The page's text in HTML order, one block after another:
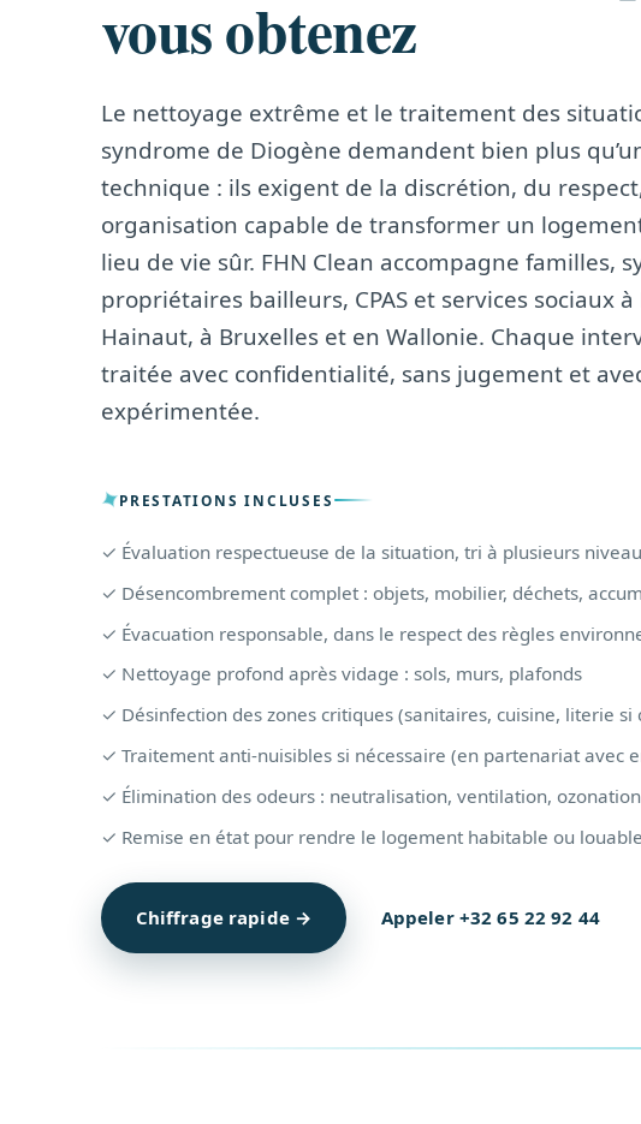
vous obtenez
Le nettoyage extrême et le traitement des
syndrome de Diogène demandent bien plus
technique : ils exigent de la discrétion, du
organisation capable de transformer un
lieu de vie sûr. FHN Clean accompagne familles,
propriétaires bailleurs, CPAS et services sociaux
Hainaut, à Bruxelles et en Wallonie. Chaque
traitée avec confidentialité, sans jugement et
expérimentée.
PRESTATIONS INCLUSES
✓ Évaluation respectueuse de la situation, tri à plusieurs
✓ Désencombrement complet : objets, mobilier, déchets,
✓ Évacuation responsable, dans le respect des règles
✓ Nettoyage profond après vidage : sols, murs, plafonds
✓ Désinfection des zones critiques (sanitaires, cuisine, literie si
✓ Traitement anti-nuisibles si nécessaire (en partenariat avec
✓ Élimination des odeurs : neutralisation, ventilation,
✓ Remise en état pour rendre le logement habitable ou louable
Chiffrage rapide → Appeler +32 65 22 92 44